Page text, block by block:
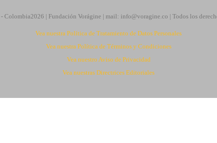
Colombia2026 | Fundación Vorágine | mail: info@voragine.co | Todos los
Vea nuestra Política de Tratamiento de Datos Personales
Vea nuestra Política de Términos y Condiciones
Vea nuestro Aviso de Privacidad
Vea nuestras Directrices Editoriales